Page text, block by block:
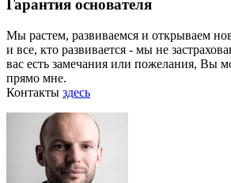
Гарантия основателя
Мы растем, развиваемся и открываем
и все, кто развивается - мы не
вас есть замечания или пожелания, Вы
прямо мне.
Контакты здесь